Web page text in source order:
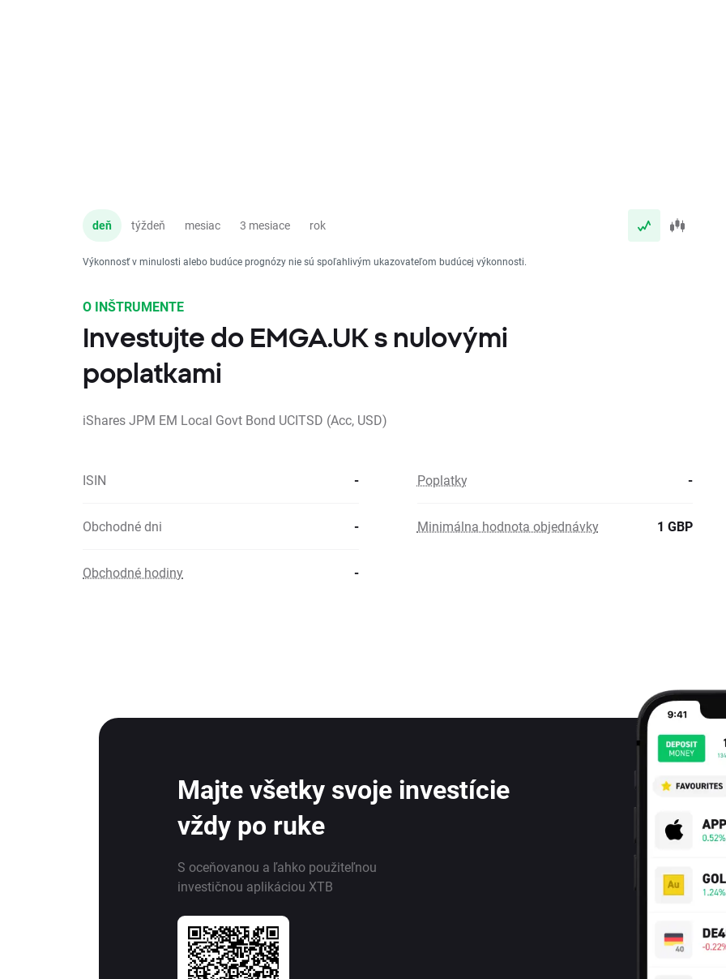
deň týždeň mesiac 3 mesiace rok
Výkonnosť v minulosti alebo budúce prognózy nie sú spoľahlivým ukazovateľom budúcej výkonnosti.
O INŠTRUMENTE
Investujte do EMGA.UK s nulovými
poplatkami
iShares JPM EM Local Govt Bond UCITSD (Acc, USD)
ISIN - Poplatky -
Obchodné dni - Minimálna hodnota objednávky 1 GBP
Obchodné hodiny -
Majte všetky svoje investície
vždy po ruke
S oceňovanou a ľahko použiteľnou
investičnou aplikáciou XTB